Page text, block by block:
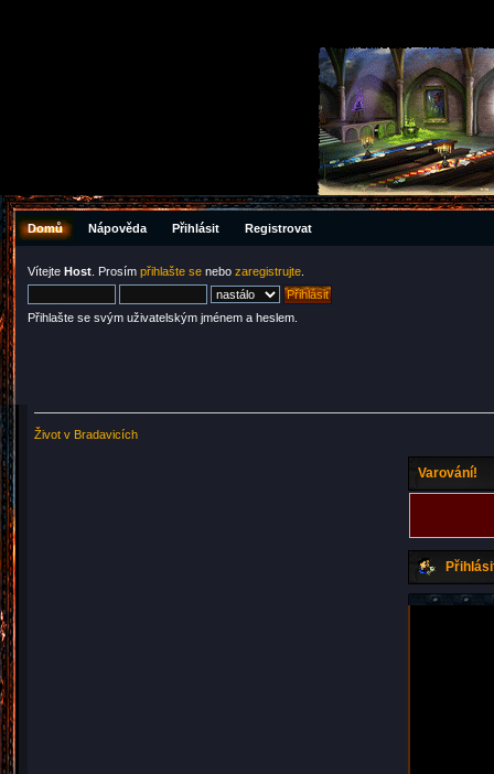
Domů Nápověda Přihlásit Registrovat
Vítejte Host . Prosím přihlašte se nebo zaregistrujte
Přihlašte se svým uživatelským jménem a heslem.
Život v Bradavicích
Varování!